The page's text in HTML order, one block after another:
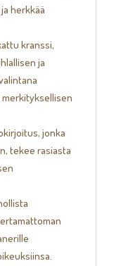
herkkää
kranssi,
ja
jonka
tekee rasiasta